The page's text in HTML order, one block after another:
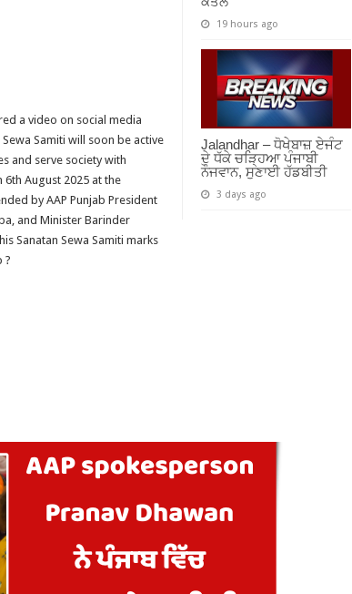
19 hours ago
Jalandhar – ਧੋਖੇਬਾਜ਼ ਏਜੰਟ
ਦੇ ਧੱਕੇ ਚੜ੍ਹਿਆ ਪੰਜਾਬੀ
ਨੌਜਵਾਨ, ਸੁਣਾਈ ਹੱਡਬੀਤੀ
3 days ago
a video on social media
Samiti will soon be active
and serve society with
August 2025 at the
by AAP Punjab President
and Minister Barinder
Sanatan Sewa Samiti marks
?